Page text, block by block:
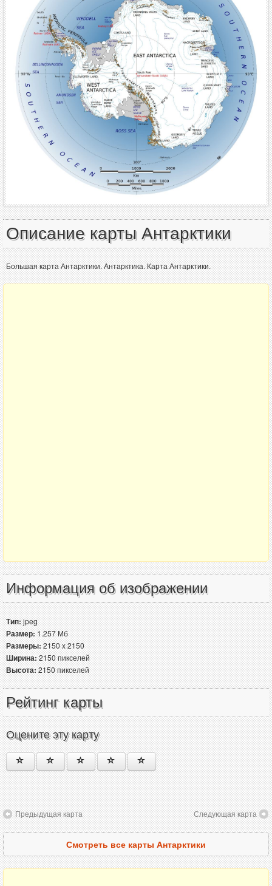
Описание карты Антарктики
Большая карта Антарктики. Антарктика. Карта Антарктики.
Информация об изображении
Тип:jpeg
Размер:1.257 Мб
Размеры:2150 x 2150
Ширина:2150 пикселей
Высота:2150 пикселей
Рейтинг карты
Оцените эту карту
Предыдущая карта Следующая карта
Смотреть все карты Антарктики